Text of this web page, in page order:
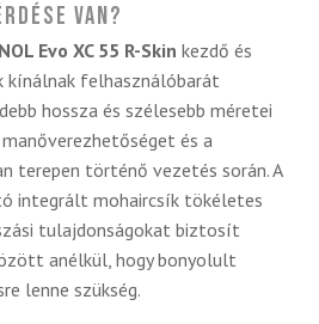
van?
Evo XC 55 R-Skin kezdő és
kínálnak felhasználóbarát
hossza és szélesebb méretei
és a
terepen történő vezetés során. A
integrált mohaircsík tökéletes
tulajdonságokat biztosít
anélkül, hogy bonyolult
lenne szükség.